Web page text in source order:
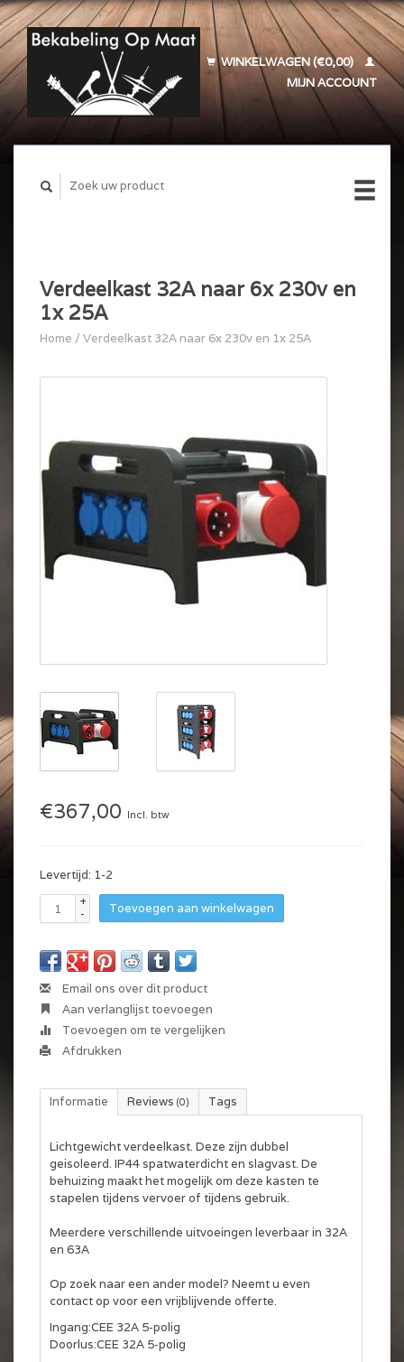
WINKELWAGEN (€0,00)
MIJN ACCOUNT
Verdeelkast 32A naar 6x 230v en
1x 25A
Home / Verdeelkast 32A naar 6x 230v en 1x 25A
€367,00 Incl. btw
Levertijd: 1-2
+
-
Toevoegen aan winkelwagen
Email ons over dit product
Aan verlanglijst toevoegen
Toevoegen om te vergelijken
Afdrukken
Informatie Reviews (0) Tags
Lichtgewicht verdeelkast. Deze zijn dubbel
geisoleerd. IP44 spatwaterdicht en slagvast. De
behuizing maakt het mogelijk om deze kasten te
stapelen tijdens vervoer of tijdens gebruik.
Meerdere verschillende uitvoeingen leverbaar in 32A
en 63A
Op zoek naar een ander model? Neemt u even
contact op voor een vrijblijvende offerte.
Ingang:CEE 32A 5-polig
Doorlus:CEE 32A 5-polig